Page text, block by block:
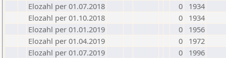
Elozahl per 01.07.2018
0
1934
Elozahl per 01.10.2018
0
1934
Elozahl per 01.01.2019
0
1956
Elozahl per 01.04.2019
0
1972
Elozahl per 01.07.2019
0
1996